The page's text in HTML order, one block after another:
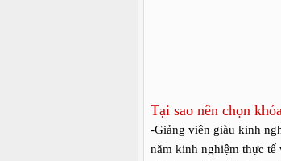
Tại sao nên chọn
-Giảng viên giàu kinh
năm kinh nghiệm thực tế